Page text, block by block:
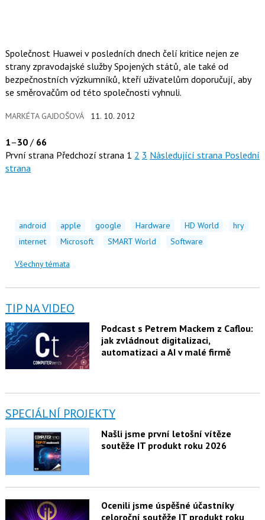
Společnost Huawei v posledních dnech čelí kritice nejen ze
strany zpravodajské služby Spojených států, ale také od
bezpečnostních výzkumníků, kteří uživatelům doporučují, aby
se směrovačům od této společnosti vyhnuli.
MARKÉTA GAJDOŠOVÁ 11. 10. 2012
1–30/ 66
První strana Předchozí strana 1 2 3 Následující strana Poslední
strana
android apple google Hardware HD World
hry
internet
Microsoft SMART World Software
Všechny témata
TIP NA VIDEO
Podcast s Petrem Mackem z Caflou:
jak zvládnout digitalizaci,
automatizaci a AI v malé firmě
SPECIÁLNÍ PROJEKTY
Našli jsme první letošní vítěze
soutěže IT produkt roku 2026
Ocenili jsme úspěšné účastníky
celoroční soutěže IT produkt roku